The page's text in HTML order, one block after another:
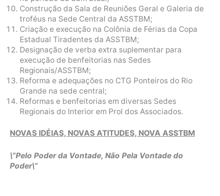
Construção da Sala de Reuniões Geral e Galeria de
troféus na Sede Central da ASSTBM;
Criação e execução na Colônia de Férias da Copa
Estadual Tiradentes da ASSTBM;
Designação de verba extra suplementar para
execução de benfeitorias nas Sedes
Regionais/ASSTBM;
Reforma e adequações no CTG Ponteiros do Rio
Grande na sede central;
Reformas e benfeitorias em diversas Sedes
Regionais do Interior em Prol dos Associados.
NOVAS IDÉIAS, NOVAS ATITUDES, NOVA ASSTBM
\”Pelo Poder da Vontade, Não Pela Vontade do
Poder\”